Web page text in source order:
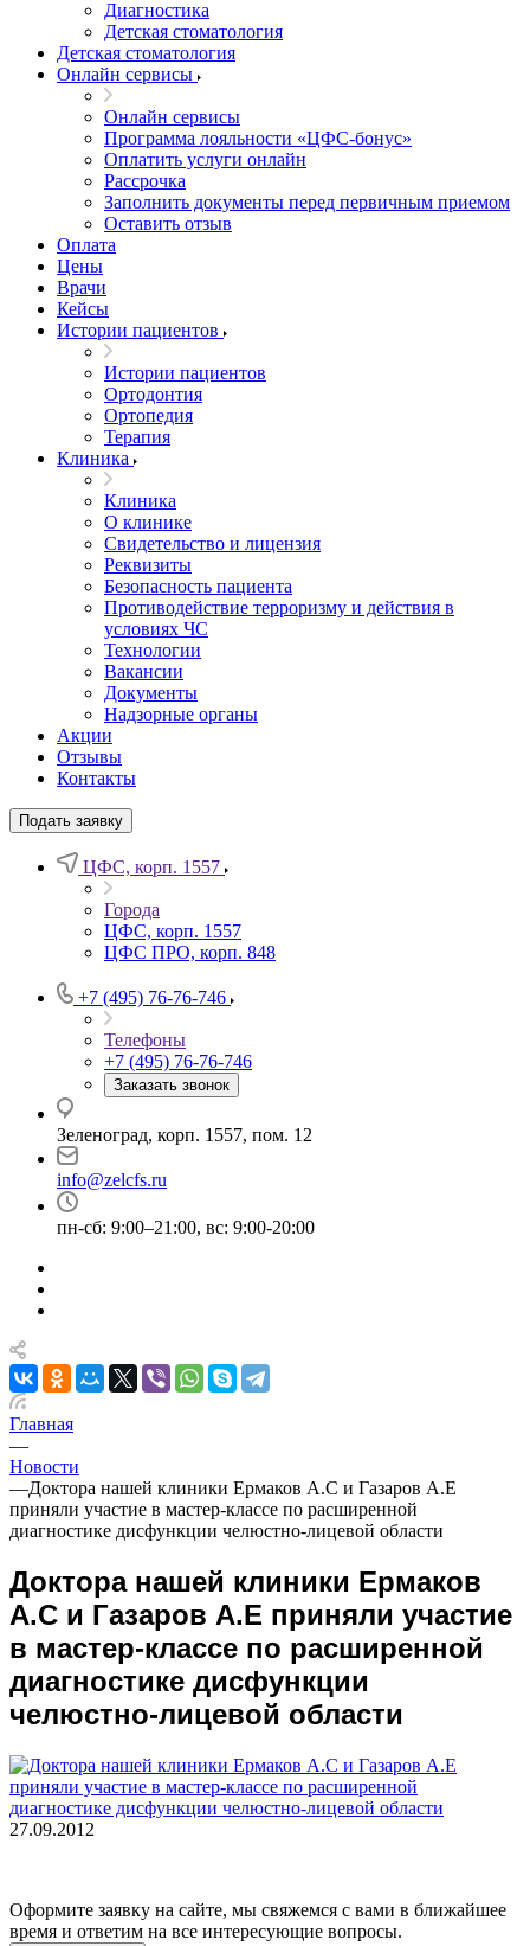
Диагностика
Детская стоматология
Детская стоматология
Онлайн сервисы
Онлайн сервисы
Программа лояльности «ЦФС-бонус»
Оплатить услуги онлайн
Рассрочка
Заполнить документы перед первичным приемом
Оставить отзыв
Оплата
Цены
Врачи
Кейсы
Истории пациентов
Истории пациентов
Ортодонтия
Ортопедия
Терапия
Клиника
Клиника
О клинике
Свидетельство и лицензия
Реквизиты
Безопасность пациента
Противодействие терроризму и действия в
условиях ЧС
Технологии
Вакансии
Документы
Надзорные органы
Акции
Отзывы
Контакты
Подать заявку
ЦФС, корп. 1557
Города
ЦФС, корп. 1557
ЦФС ПРО, корп. 848
+7 (495) 76-76-746
Телефоны
+7 (495) 76-76-746
Заказать звонок
Зеленоград, корп. 1557, пом. 12
info@zelcfs.ru
пн-сб: 9:00–21:00, вс: 9:00-20:00
Главная
—
Новости
—Доктора нашей клиники Ермаков А.С и Газаров А.Е
приняли участие в мастер-классе по расширенной
диагностике дисфункции челюстно-лицевой области
Доктора нашей клиники Ермаков
А.С и Газаров А.Е приняли участие
в мастер-классе по расширенной
диагностике дисфункции
челюстно-лицевой области
27.09.2012
Оформите заявку на сайте, мы свяжемся с вами в ближайшее
время и ответим на все интересующие вопросы.